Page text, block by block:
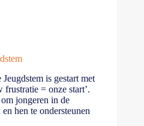
is gestart met
frustratie = onze start’.
jongeren in de
hen te ondersteunen